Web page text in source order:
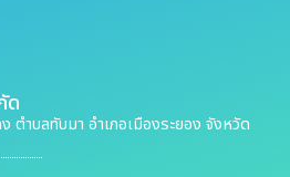
ด
ตำบลทับมา อำเภอเมืองระยอง จังหวัด